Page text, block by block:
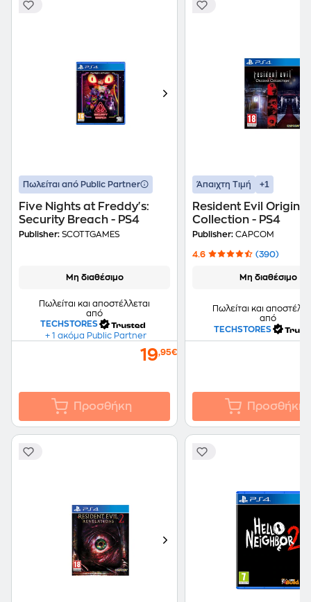
Πωλείται από Public Partner
Five Nights at Freddy's:
Security Breach - PS4
Publisher: SCOTTGAMES
Μη διαθέσιμο
Πωλείται και αποστέλλεται
από
TECHSTORES
+ 1 ακόμα Public Partner
19,95€
Προσθήκη
Άπαιχτη Τιμή +1
Resident Evil Origins
Collection - PS4
Publisher: CAPCOM
4.6 (390)
Μη διαθέσιμο
Πωλείται και
από
TECHSTORES
Προσθήκη